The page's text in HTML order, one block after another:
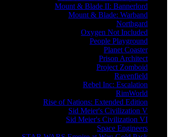
Mount & Blade II: Bannerlord
Mount & Blade: Warband
Northgard
Oxygen Not Included
People Playground
Planet Coaster
Prison Architect
Project Zomboid
Ravenfield
Rebel Inc: Escalation
RimWorld
Rise of Nations: Extended Edition
Sid Meier's Civilization V
Sid Meier's Civilization VI
Space Engineers